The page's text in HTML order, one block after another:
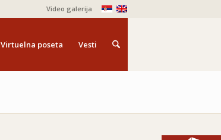
Video galerija
Virtuelna poseta Vesti